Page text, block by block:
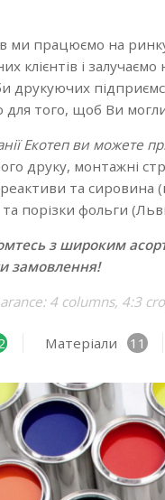
ми працюємо на ринку
клієнтів і
друкуючих
того, щоб Ви могли
Екотеп ви можете
друку, монтажні
реактиви та сировина
порізки фольги
з широким
замовлення!
4 columns, 4:3
11
Матеріали